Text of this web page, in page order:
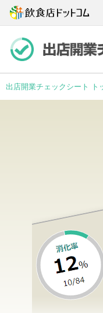
出店開業チェックシート ト